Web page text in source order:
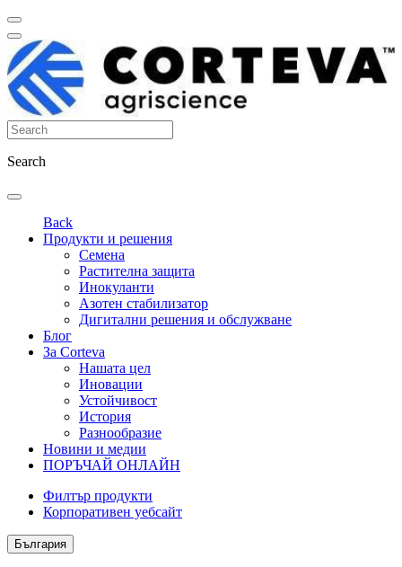
Search
Back
Продукти и решения
Семена
Растителна защита
Инокуланти
Азотен стабилизатор
Дигитални решения и обслужване
Блог
За Corteva
Нашата цел
Иновации
Устойчивост
История
Разнообразие
Новини и медии
ПОРЪЧАЙ ОНЛАЙН
Филтър продукти
Корпоративен уебсайт
България